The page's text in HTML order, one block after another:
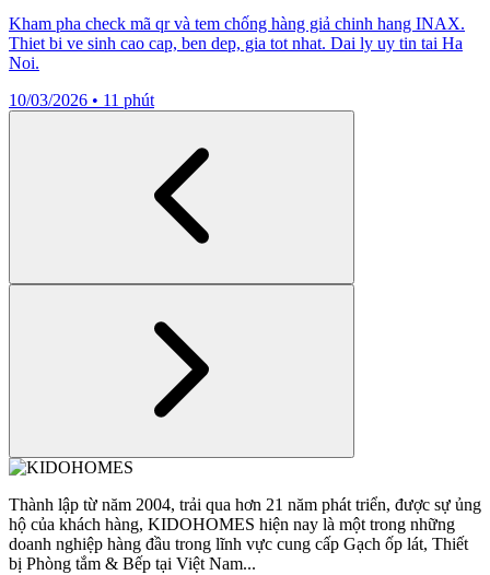
Kham pha check mã qr và tem chống hàng giả chinh hang INAX.
Thiet bi ve sinh cao cap, ben dep, gia tot nhat. Dai ly uy tin tai Ha
Noi.
10/03/2026 • 11 phút
Thành lập từ năm 2004, trải qua hơn 21 năm phát triển, được sự ủng
hộ của khách hàng, KIDOHOMES hiện nay là một trong những
doanh nghiệp hàng đầu trong lĩnh vực cung cấp Gạch ốp lát, Thiết
bị Phòng tắm & Bếp tại Việt Nam...